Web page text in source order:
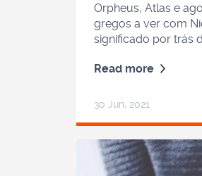
Orpheus, Atlas e
gregos a ver com
significado por trás
Read more
30 Jun, 2021